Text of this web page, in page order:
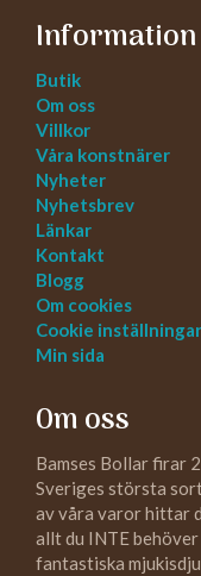
Information
Butik
Om oss
Villkor
Våra konstnärer
Nyheter
Nyhetsbrev
Länkar
Kontakt
Blogg
Om cookies
Cookie inställningar
Min sida
Om oss
Bamses Bollar firar
Sveriges största
av våra varor hittar
allt du INTE
fantastiska